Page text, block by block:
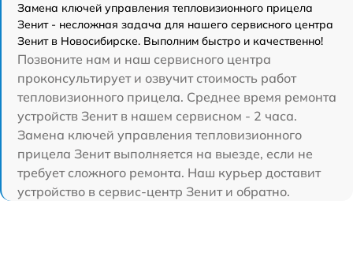
Замена ключей управления тепловизионного прицела
Зенит - несложная задача для нашего сервисного центра
Зенит в Новосибирске. Выполним быстро и качественно!
Позвоните нам и наш сервисного центра
проконсультирует и озвучит стоимость работ
тепловизионного прицела. Среднее время ремонта
устройств Зенит в нашем сервисном - 2 часа.
Замена ключей управления тепловизионного
прицела Зенит выполняется на выезде, если не
требует сложного ремонта. Наш курьер доставит
устройство в сервис-центр Зенит и обратно.